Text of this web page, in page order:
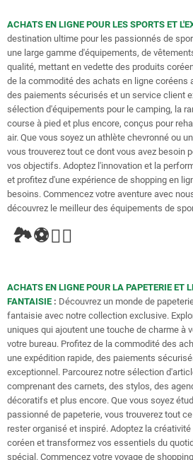
ACHATS EN LIGNE POUR LES SPORTS ET
destination ultime pour les passionnés de
une large gamme d'équipements, de
qualité, mettant en vedette des produits
de la commodité des achats en ligne coréens
des paiements sécurisés et un service client
sélection d'équipements pour le camping, la
course à pied et plus encore, conçus pour
air. Que vous soyez un athlète chevronné ou
vous trouverez tout ce dont vous avez besoin
vos objectifs. Adoptez l'innovation et la
et profitez d'une expérience de shopping en
besoins. Commencez votre aventure avec
découvrez le meilleur des équipements de
🏞️⚽🚴‍♂️
ACHATS EN LIGNE POUR LA PAPETERIE ET
FANTAISIE : Découvrez un monde de
fantaisie avec notre collection exclusive.
uniques qui ajoutent une touche de charme à
votre bureau. Profitez de la commodité des
une expédition rapide, des paiements
exceptionnel. Parcourez notre sélection
comprenant des carnets, des stylos, des
décoratifs et plus encore. Que vous soyez
passionné de papeterie, vous trouverez tout
rester organisé et inspiré. Adoptez la
coréen et transformez vos essentiels du
spécial. Commencez votre voyage de